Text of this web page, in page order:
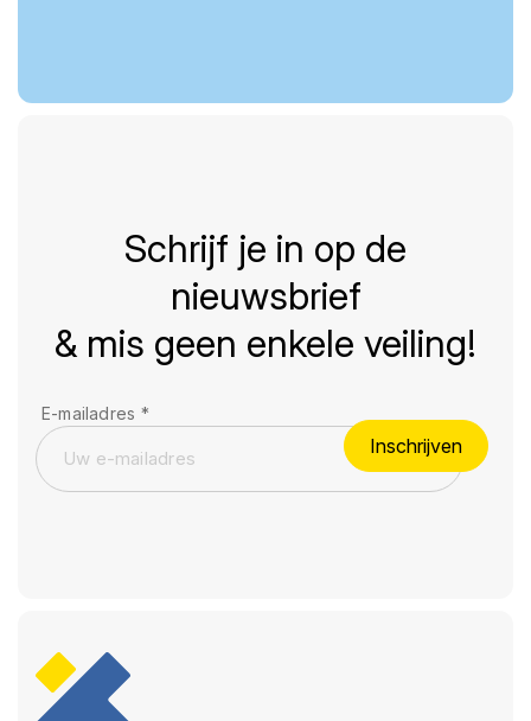
Schrijf je in op de
nieuwsbrief
& mis geen enkele veiling!
E-mailadres *
Inschrijven